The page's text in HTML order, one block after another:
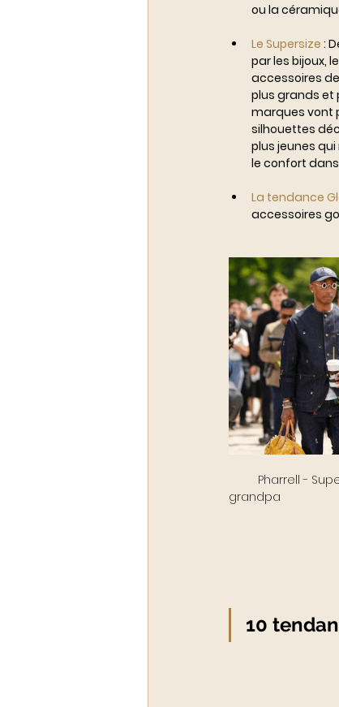
ou la
Le Supersize :
par les bijoux,
accessoires
plus grands et
marques vont
silhouettes
plus jeunes
le confort
La tendance
accessoires
grandpa
10